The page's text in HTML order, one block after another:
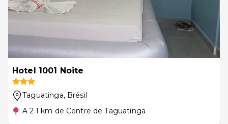
Hotel 1001 Noite
Taguatinga, Brésil
A 2.1 km de Centre de Taguatinga